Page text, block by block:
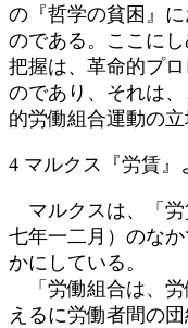
の『哲学の貧困』
のである。ここに
把握は、革命的プ
のであり、それは
的労働組合運動の立
4 マルクス『労賃』
マルクスは、「労
七年一二月）のな
かにしている。
「労働組合は、労
えるに労働者間の